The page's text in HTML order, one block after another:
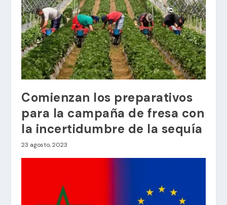
Comienzan los preparativos
para la campaña de fresa con
la incertidumbre de la sequía
23 agosto, 2023